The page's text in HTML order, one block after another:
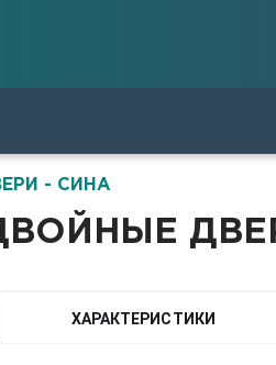
- СИНА
ХАРАКТЕРИСТИКИ